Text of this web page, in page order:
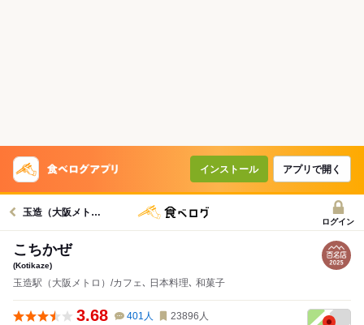
インストール アプリで開く
玉造（大阪メトロ）駅グルメへ
ログイン
こちかぜ
(Kotikaze)
玉造駅（大阪メトロ）/カフェ､ 日本料理､ 和菓子
3.68 401 人 23896 人